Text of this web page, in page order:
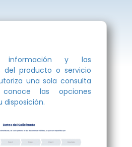
información y las
del producto o servicio
una sola consulta
las opciones
disposición.